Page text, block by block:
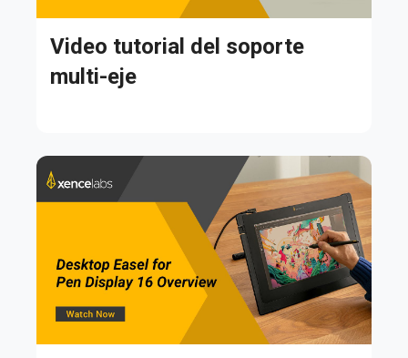
Video tutorial del soporte
multi-eje